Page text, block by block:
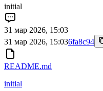
initial
31 мар 2026, 15:03
31 мар 2026, 15:036fa8c94
README.md
initial